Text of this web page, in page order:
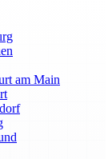
am Main